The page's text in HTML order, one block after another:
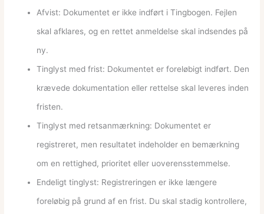
Afvist: Dokumentet er ikke indført i Tingbogen. Fejlen
skal afklares, og en rettet anmeldelse skal indsendes på
ny.
Tinglyst med frist: Dokumentet er foreløbigt indført. Den
krævede dokumentation eller rettelse skal leveres inden
fristen.
Tinglyst med retsanmærkning: Dokumentet er
registreret, men resultatet indeholder en bemærkning
om en rettighed, prioritet eller uoverensstemmelse.
Endeligt tinglyst: Registreringen er ikke længere
foreløbig på grund af en frist. Du skal stadig kontrollere,